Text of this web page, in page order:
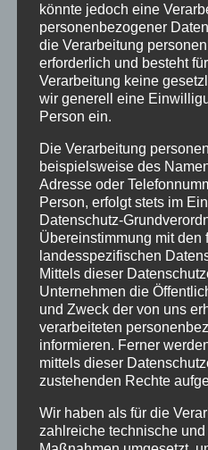
ob eurer Heim
wenn nicht, meldet
vorstandsmitglied-
werdet vielleicht
schnellsten andere
Mit der
aufnehmen,um
Betroffenen bei
Brief per Mail zu
öffentlich sichtbar
orga-
InsForumgehen,
reinstellen und dort
Kontakt aufnehmen
Beachtet auch diese
könnte jedoch eine
personenbezogener
die Verarbeitung
erforderlich und besteht
Verarbeitung keine
wir generell eine
Person ein.
Die Verarbeitung
beispielsweise des
Adresse oder
Person, erfolgt stets im
Datenschutz-
Übereinstimmung mit den
landesspezifischen
Mittels dieser
Unternehmen die
und Zweck der von uns
verarbeiteten
informieren. Ferner
mittels dieser
zustehenden Rechte
Wir haben als für die
zahlreiche technische